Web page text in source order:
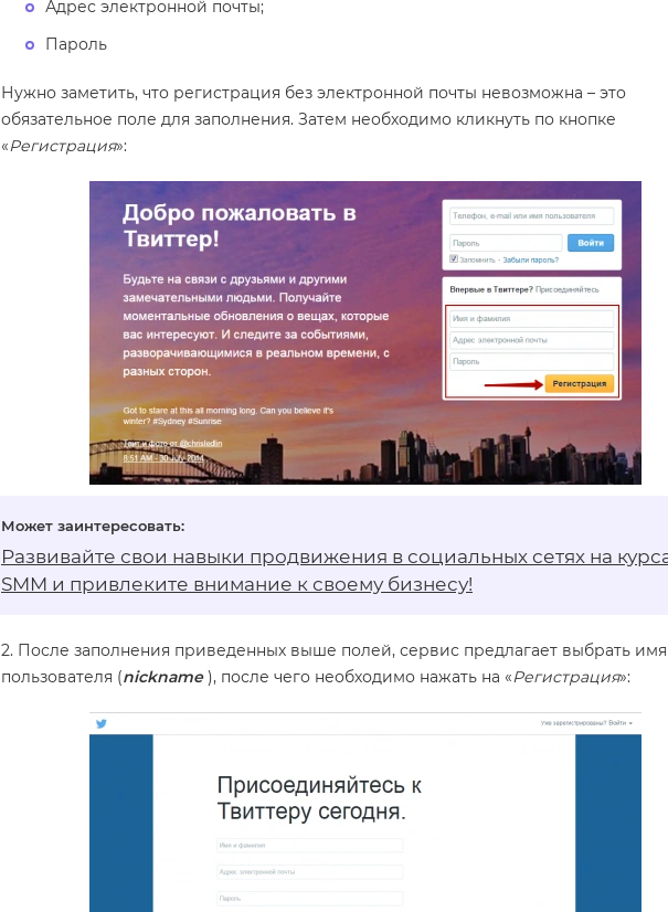
Адрес электронной почты;
Пароль
Нужно заметить, что регистрация без электронной почты невозможна – это
обязательное поле для заполнения. Затем необходимо кликнуть по кнопке
«Регистрация»:
Развивайте свои навыки продвижения в социальных сетях на
SMM и привлеките внимание к своему бизнесу!
2. После заполнения приведенных выше полей, сервис предлагает выбрать имя
пользователя (nickname ), после чего необходимо нажать на «Регистрация»: